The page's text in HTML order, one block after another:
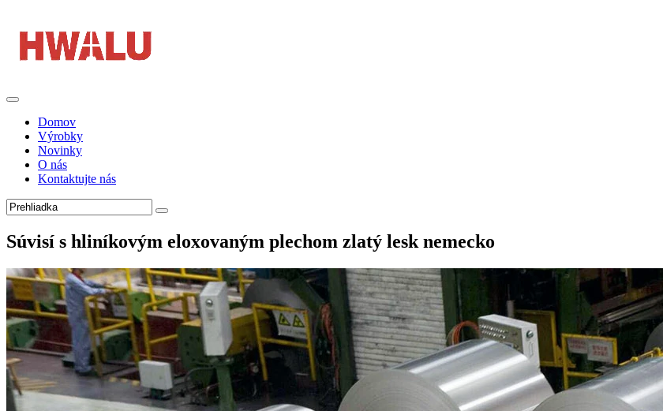
Domov
Výrobky
Novinky
O nás
Kontaktujte nás
Súvisí s hliníkovým eloxovaným plechom zlatý lesk nemecko